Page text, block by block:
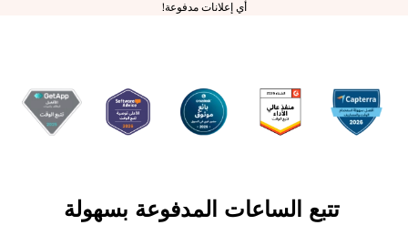
أي إعلانات مدفوعة!
تتبع الساعات المدفوعة بسهولة